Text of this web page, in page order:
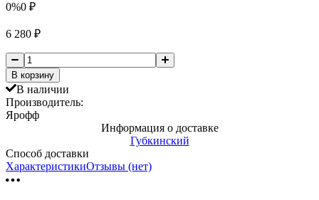
0%0 ₽
6 280 ₽
В корзину
В наличии
Производитель:
Ярофф
Информация о доставке
Губкинский
Способ доставки
ХарактеристикиОтзывы (нет)